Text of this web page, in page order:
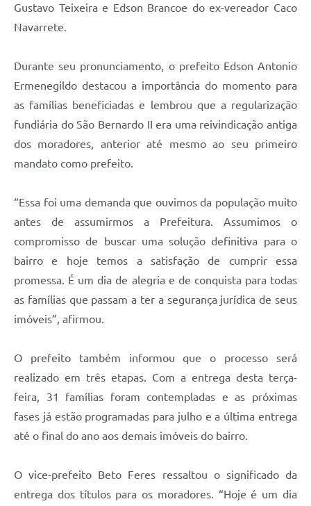
Gustavo Teixeira e Edson Brancoe do ex-vereador Caco
Navarrete.
Durante seu pronunciamento, o prefeito Edson Antonio
Ermenegildo destacou a importância do momento para
as famílias beneficiadas e lembrou que a regularização
fundiária do São Bernardo II era uma reivindicação antiga
dos moradores, anterior até mesmo ao seu primeiro
mandato como prefeito.
“Essa foi uma demanda que ouvimos da população muito
antes de assumirmos a Prefeitura. Assumimos o
compromisso de buscar uma solução definitiva para o
bairro e hoje temos a satisfação de cumprir essa
promessa. É um dia de alegria e de conquista para todas
as famílias que passam a ter a segurança jurídica de seus
imóveis”, afirmou.
O prefeito também informou que o processo será
realizado em três etapas. Com a entrega desta terça-
feira, 31 famílias foram contempladas e as próximas
fases já estão programadas para julho e a última entrega
até o final do ano aos demais imóveis do bairro.
O vice-prefeito Beto Feres ressaltou o significado da
entrega dos títulos para os moradores. “Hoje é um dia